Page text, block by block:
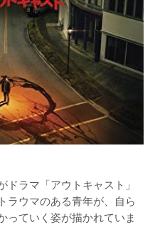
ラマ「アウトキャスト」
ラウマのある青年が、自ら
っていく姿が描かれていま